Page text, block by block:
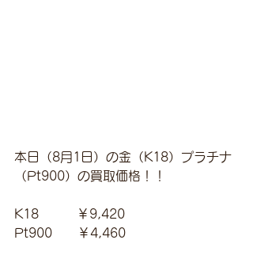
本日（8月1日）の金（K18）プラチナ
（Pt900）の買取価格！！
K18　　　￥9,420
Pt900　　￥4,460